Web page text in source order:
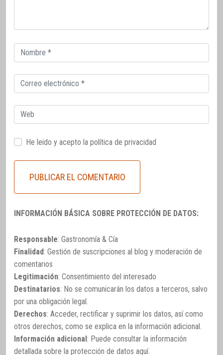
Correo
electrónico
Correo
electrónico
Web
He leido y acepto la política de privacidad
INFORMACIÓN BÁSICA SOBRE PROTECCIÓN DE DATOS:
Responsable: Gastronomía & Cía
Finalidad: Gestión de suscripciones al blog y moderación de
comentarios
Legitimación: Consentimiento del interesado
Destinatarios: No se comunicarán los datos a terceros, salvo
por una obligación legal.
Derechos: Acceder, rectificar y suprimir los datos, así como
otros derechos, como se explica en la información adicional.
Información adicional: Puede consultar la información
detallada sobre la protección de datos aquí.